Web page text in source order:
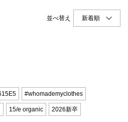
並べ替え
#whomademyclothes
15/e organic 2026新卒